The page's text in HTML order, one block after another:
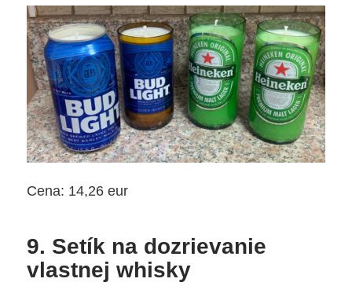
Cena: 14,26 eur
9. Setík na dozrievanie
vlastnej whisky